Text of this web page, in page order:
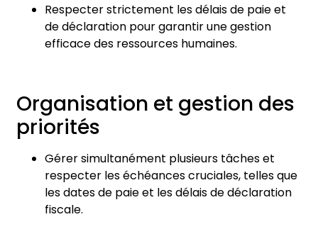
Respecter strictement les délais de paie et
de déclaration pour garantir une gestion
efficace des ressources humaines.
Organisation et gestion des
priorités
Gérer simultanément plusieurs tâches et
respecter les échéances cruciales, telles que
les dates de paie et les délais de déclaration
fiscale.